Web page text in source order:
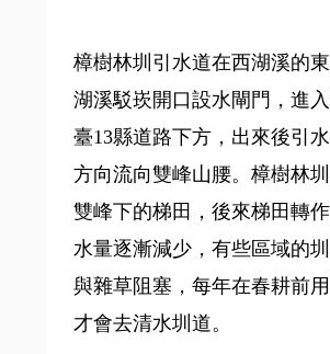
樟樹林圳引水道在西湖溪的
湖溪駁崁開口設水閘門，進
臺13縣道路下方，出來後引
方向流向雙峰山腰。樟樹林
雙峰下的梯田，後來梯田轉
水量逐漸減少，有些區域的
與雜草阻塞，每年在春耕前
才會去清水圳道。